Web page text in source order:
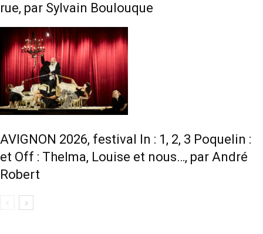
rue, par Sylvain Boulouque
AVIGNON 2026, festival In : 1, 2, 3 Poquelin :
et Off : Thelma, Louise et nous…, par André
Robert